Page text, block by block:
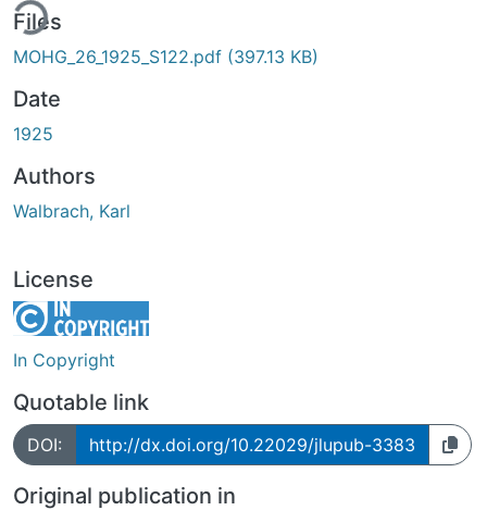
Files
MOHG_26_1925_S122.pdf (397.13 KB)
Date
1925
Authors
Walbrach, Karl
License
In Copyright
Quotable link
DOI: http://dx.doi.org/10.22029/jlupub-3383
Original publication in